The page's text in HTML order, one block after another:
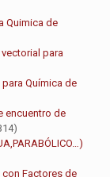
Quimica de
para
Química de
encuentro de
Factores de